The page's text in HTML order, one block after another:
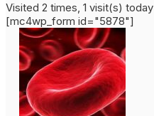
Visited 2 times, 1 visit(s) today
[mc4wp_form id="5878"]